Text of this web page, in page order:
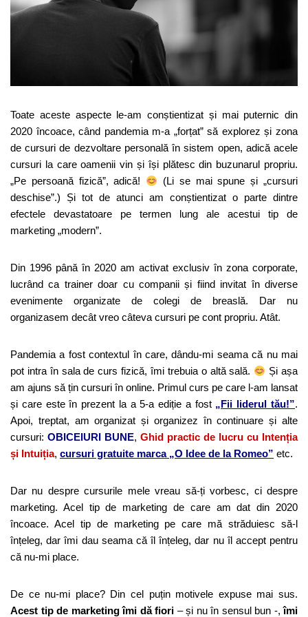
Toate aceste aspecte le-am conștientizat și mai puternic din
2020 încoace, când pandemia m-a „forțat” să explorez și zona
de cursuri de dezvoltare personală în sistem open, adică acele
cursuri la care oamenii vin și își plătesc din buzunarul propriu.
„Pe persoană fizică”, adică!
(Li se mai spune și „cursuri
deschise”.) Și tot de atunci am conștientizat o parte dintre
efectele devastatoare pe termen lung ale acestui tip de
marketing „modern”.
Din 1996 până în 2020 am activat exclusiv în zona corporate,
lucrând ca trainer doar cu companii și fiind invitat în diverse
evenimente organizate de colegi de breaslă. Dar nu
organizasem decât vreo câteva cursuri pe cont propriu. Atât.
Pandemia a fost contextul în care, dându-mi seama că nu mai
pot intra în sala de curs fizică, îmi trebuia o altă sală.
Și așa
am ajuns să țin cursuri în online. Primul curs pe care l-am lansat
și care este în prezent la a 5-a ediție a fost „Fii liderul tău!”.
Apoi, treptat, am organizat și organizez în continuare și alte
cursuri: OBICEIURI BUNE, Ghid practic de lucru cu Intenția
și Intuiția, cursuri gratuite marca „O Idee de la Romeo” etc.
Dar nu despre cursurile mele vreau să-ți vorbesc, ci despre
marketing. Acel tip de marketing de care am dat din 2020
încoace. Acel tip de marketing pe care mă străduiesc să-l
înțeleg, dar îmi dau seama că îl înțeleg, dar nu îl accept pentru
că nu-mi place.
De ce nu-mi place? Din cel puțin motivele expuse mai sus.
Acest tip de marketing îmi dă fiori – și nu în sensul bun -,îmi